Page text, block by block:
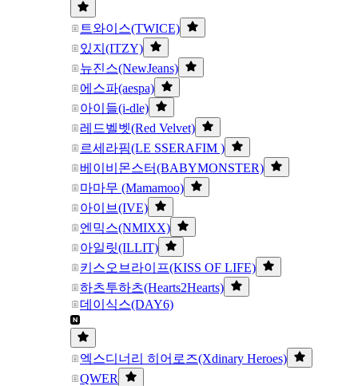
트와이스(TWICE)
있지(ITZY)
뉴진스(NewJeans)
에스파(aespa)
아이들(i-dle)
레드벨벳(Red Velvet)
르세라핌(LE SSERAFIM )
베이비몬스터(BABYMONSTER)
마마무 (Mamamoo)
아이브(IVE)
엔믹스(NMIXX)
아일릿(ILLIT)
키스오브라이프(KISS OF LIFE)
하츠투하츠(Hearts2Hearts)
데이식스(DAY6)
엑스디너리 히어로즈(Xdinary Heroes)
QWER